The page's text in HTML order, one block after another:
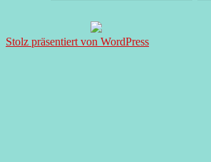
Stolz präsentiert von WordPress